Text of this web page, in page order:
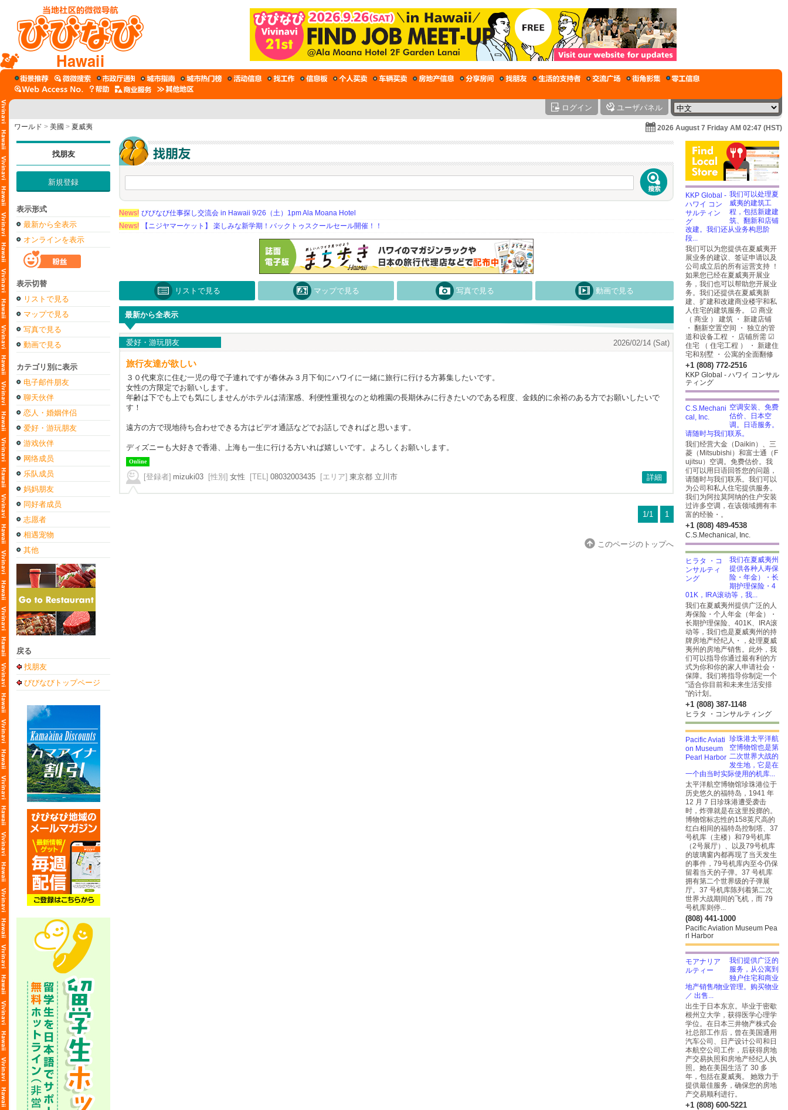
Hawaii
ログイン ユーザパネル
ワールド > 美國 > 夏威夷 2026 August 7 Friday AM 02:47 (HST)
找朋友
新規登録
表示形式
最新から全表示
オンラインを表示
表示切替
リストで見る
マップで見る
写真で見る
動画で見る
カテゴリ別に表示
电子邮件朋友
聊天伙伴
恋人・婚姻伴侣
爱好・游玩朋友
游戏伙伴
网络成员
乐队成员
妈妈朋友
同好者成员
志愿者
相遇宠物
其他
戻る
找朋友
びびなびトップページ
News! びびなび仕事探し交流会 in Hawaii 9/26（土）1pm Ala Moana Hotel
News!
【ニジヤマーケット】 楽しみな新学期！バックトゥスクールセール開催！！
リストで見る マップで見る 写真で見る 動画で見る
最新から全表示
爱好・游玩朋友 2026/02/14 (Sat)
旅行友達が欲しい
３０代東京に住む一児の母で子連れですが春休み３月下旬にハワイに一緒に旅行に行ける方募集したいです。
女性の方限定でお願いします。
年齢は下でも上でも気にしませんがホテルは清潔感、利便性重視なのと幼稚園の長期休みに行きたいのである程度、金銭的に余裕のある方でお願いしたいで
す！
遠方の方で現地待ち合わせできる方はビデオ通話などでお話しできればと思います。
ディズニーも大好きで香港、上海も一生に行ける方いれば嬉しいです。よろしくお願いします。
Online
[登録者] mizuki03 [性別] 女性 [TEL] 08032003435 [エリア] 東京都 立川市 詳細
1/1 1
このページのトップへ
我们可以处理夏
威夷的建筑工
程，包括新建建
筑、翻新和店铺
改建。我们还从业务构思阶
段...
我们可以为您提供在夏威夷开
展业务的建议、签证申请以及
公司成立后的所有运营支持 ！
如果您已经在夏威夷开展业
务，我们也可以帮助您开展业
务。我们还提供在夏威夷新
建、扩建和改建商业楼宇和私
人住宅的建筑服务。 ☑ 商业
（ 商业 ） 建筑 ・ 新建店铺
・ 翻新空置空间 ・ 独立的管
道和设备工程 ・ 店铺所需 ☑
住宅 （ 住宅工程 ） ・ 新建住
宅和别墅 ・ 公寓的全面翻修
+1 (808) 772-2516
KKP Global - ハワイ コンサル
ティング
空调安装、免费
估价、日本空
调。日语服务。
请随时与我们联系。
我们经营大金（Daikin）、三
菱（Mitsubishi）和富士通（F
ujitsu）空调。免费估价。我
们可以用日语回答您的问题，
请随时与我们联系。我们可以
为公司和私人住宅提供服务。
我们为阿拉莫阿纳的住户安装
过许多空调，在该领域拥有丰
富的经验・。
+1 (808) 489-4538
C.S.Mechanical, Inc.
我们在夏威夷州
提供各种人寿保
险・年金）・长
期护理保险・4
01K，IRA滚动等，我...
我们在夏威夷州提供广泛的人
寿保险・个人年金（年金）・
长期护理保险、401K、IRA滚
动等，我们也是夏威夷州的持
牌房地产经纪人・，处理夏威
夷州的房地产销售。此外，我
们可以指导你通过最有利的方
式为你和你的家人申请社会・
保障。我们将指导你制定一个
"适合你目前和未来生活安排
"的计划。
+1 (808) 387-1148
ヒラタ ・コンサルティング
珍珠港太平洋航
空博物馆也是第
二次世界大战的
发生地，它是在
一个由当时实际使用的机库...
太平洋航空博物馆珍珠港位于
历史悠久的福特岛，1941 年
12 月 7 日珍珠港遭受袭击
时，炸弹就是在这里投掷的。
博物馆标志性的158英尺高的
红白相间的福特岛控制塔、37
号机库（主楼）和79号机库
（2号展厅）、以及79号机库
的玻璃窗内都再现了当天发生
的事件，79号机库内至今仍保
留着当天的子弹。37 号机库
拥有第二个世界级的子弹展
厅。37 号机库陈列着第二次
世界大战期间的飞机，而 79
号机库则停...
(808) 441-1000
Pacific Aviation Museum Pea
rl Harbor
我们提供广泛的
服务，从公寓到
独户住宅和商业
地产销售/物业管理。购买物业
／ 出售...
出生于日本东京。毕业于密歇
根州立大学，获得医学心理学
学位。在日本三井物产株式会
社总部工作后，曾在美国通用
汽车公司、日产设计公司和日
本航空公司工作，后获得房地
产交易执照和房地产经纪人执
照。她在美国生活了 30 多
年，包括在夏威夷。 她致力于
提供最佳服务，确保您的房地
产交易顺利进行。
+1 (808) 600-5221